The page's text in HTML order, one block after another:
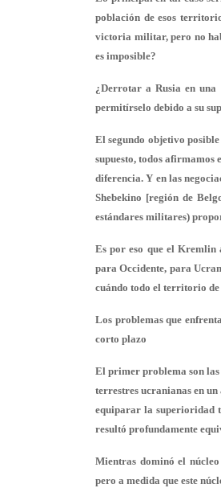
población de esos
victoria militar, pero no
es imposible?
¿Derrotar a Rusia en
permitírselo debido a su
El segundo objetivo
supuesto, todos afirmamos
diferencia. Y en las
Shebekino [región de
estándares militares)
Es por eso que el Kremlin
para Occidente, para
cuándo todo el territorio de
Los problemas que
corto plazo
El primer problema son las
terrestres ucranianas en
equiparar la superioridad
resultó profundamente
Mientras dominó el
pero a medida que este